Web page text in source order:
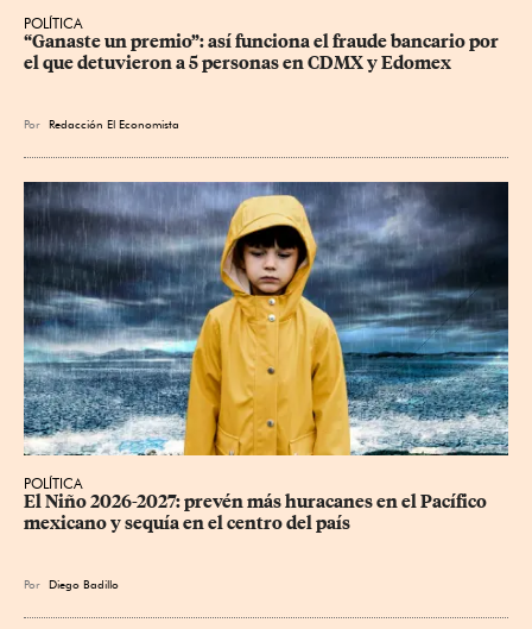
POLÍTICA
“Ganaste un premio”: así funciona el fraude bancario por
el que detuvieron a 5 personas en CDMX y Edomex
Por Redacción El Economista
POLÍTICA
El Niño 2026-2027: prevén más huracanes en el Pacífico
mexicano y sequía en el centro del país
Por Diego Badillo